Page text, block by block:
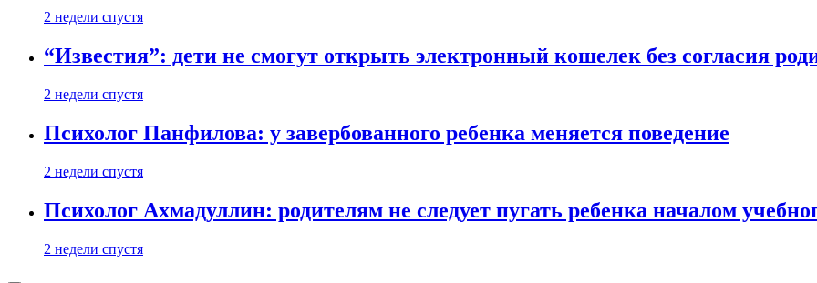
2 недели спустя
“Известия”: дети не смогут открыть электронный кошелек без согласия
2 недели спустя
Психолог Панфилова: у завербованного ребенка меняется поведение
2 недели спустя
Психолог Ахмадуллин: родителям не следует пугать ребенка началом
2 недели спустя